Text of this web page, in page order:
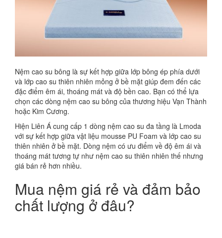
Nệm cao su bông là sự kết hợp giữa lớp bông ép phía dưới
và lớp cao su thiên nhiên mỏng ở bề mặt giúp đem đến các
đặc điểm êm ái, thoáng mát và độ bền cao. Bạn có thể lựa
chọn các dòng nệm cao su bông của thương hiệu Vạn Thành
hoặc Kim Cương.
Hiện Liên Á cung cấp 1 dòng nệm cao su đa tầng là Lmoda
với sự kết hợp giữa vật liệu mousse PU Foam và lớp cao su
thiên nhiên ở bề mặt. Dòng nệm có ưu điểm về độ êm ái và
thoáng mát tương tự như nệm cao su thiên nhiên thế nhưng
giá bán rẻ hơn nhiều.
Mua nệm giá rẻ và đảm bảo
chất lượng ở đâu?